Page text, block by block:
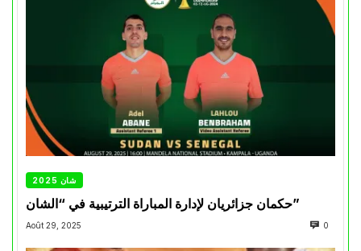
شان 2025
حكمان جزائريان لإدارة المباراة الترتيبية في “الشان”
Août 29, 2025 0